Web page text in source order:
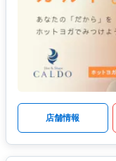
店舗情報